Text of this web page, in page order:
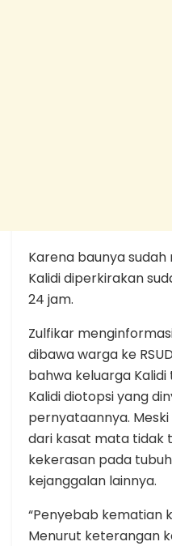
Karena baunya
Kalidi diperkirakan
24 jam.
Zulfikar
dibawa warga ke
bahwa keluarga
Kalidi diotopsi yang
pernyataannya.
dari kasat mata
kekerasan pada
kejanggalan lainnya.
“Penyebab kematian
Menurut keterangan